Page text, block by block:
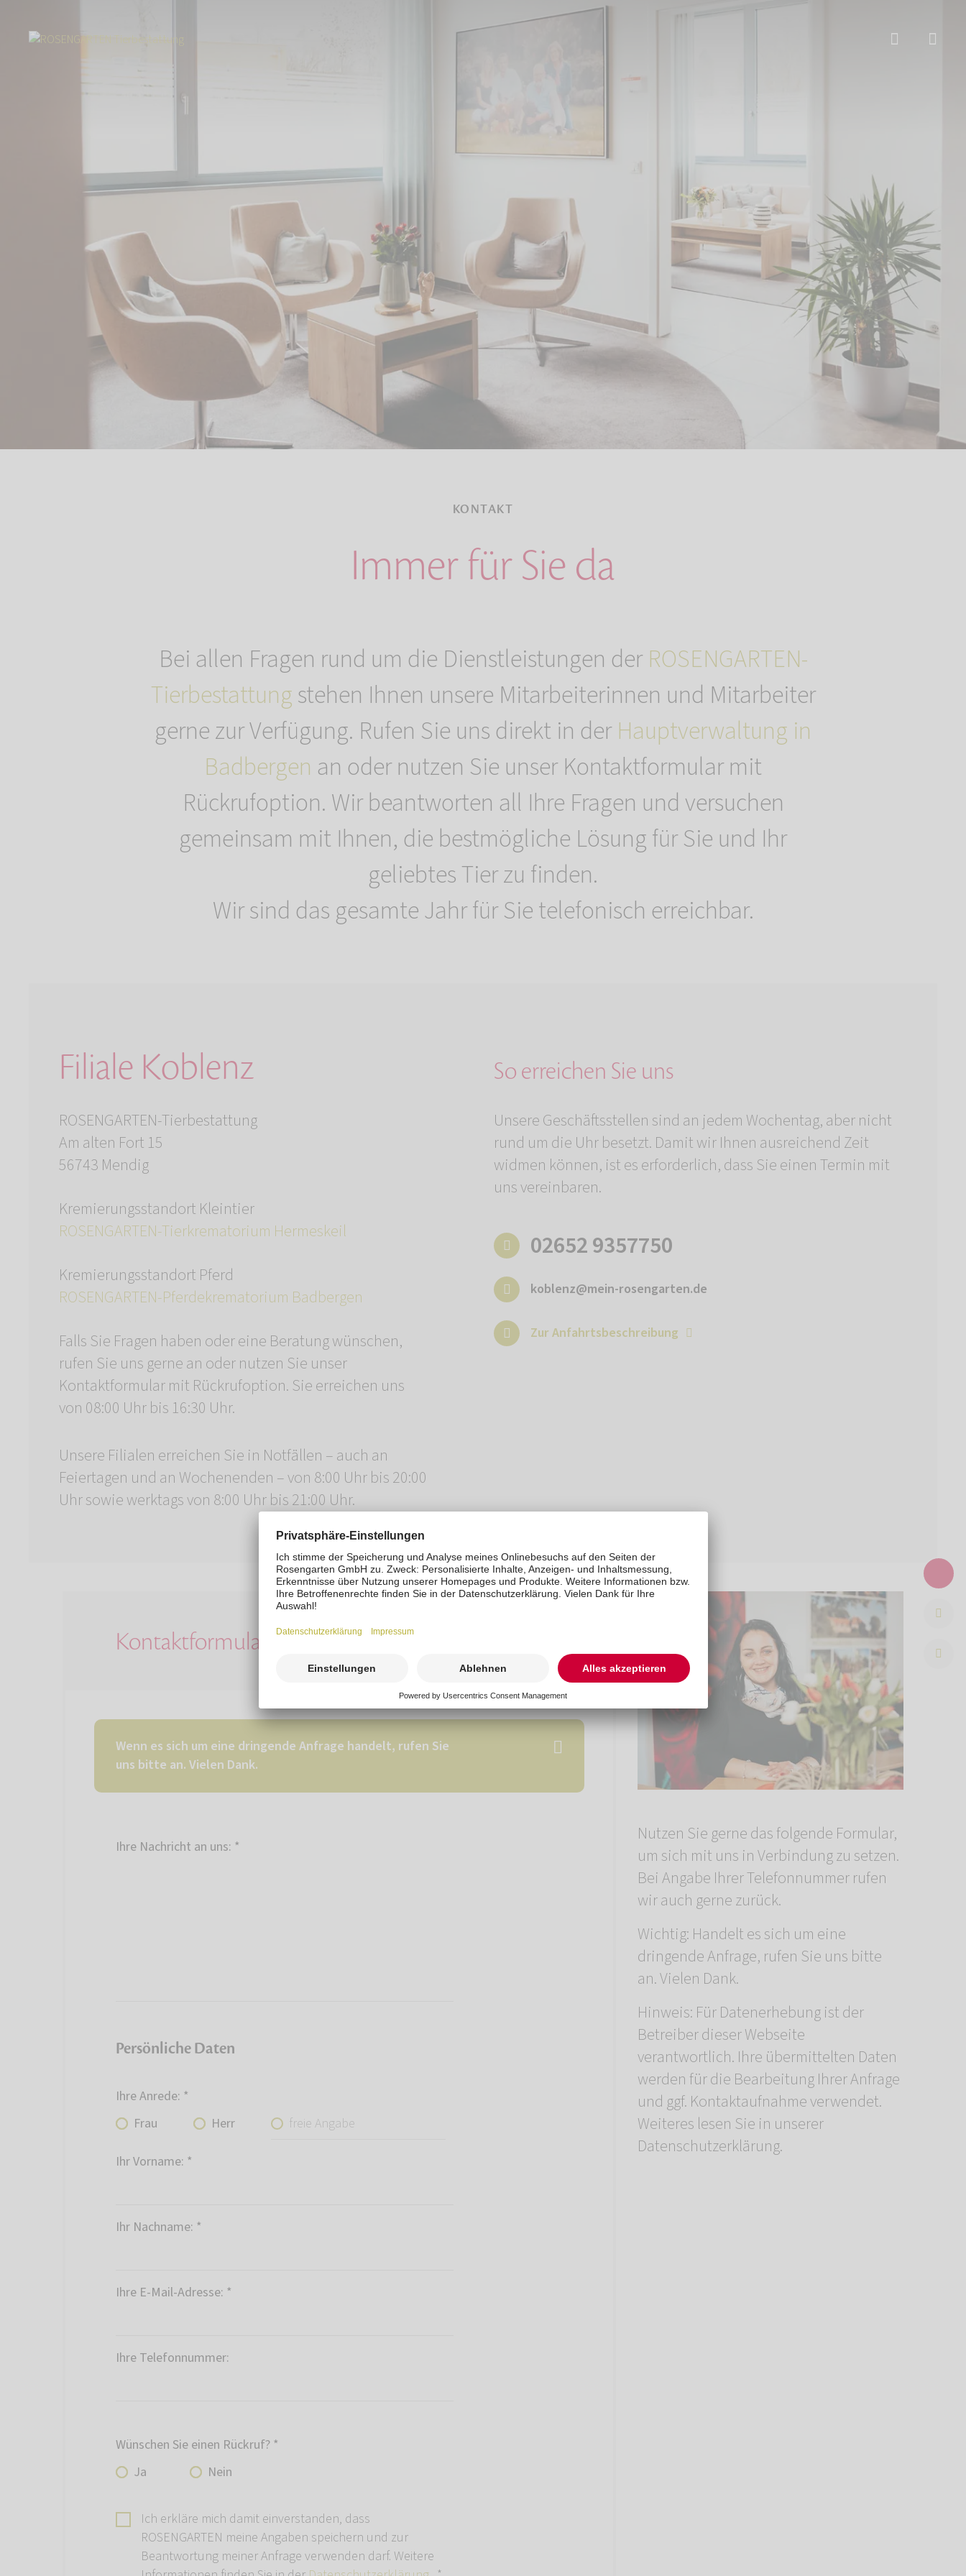
KONTAKT
Immer für Sie da
Bei allen Fragen rund um die Dienstleistungen der ROSENGARTEN-
Tierbestattungstehen Ihnen unsere Mitarbeiterinnen und Mitarbeiter
gerne zur Verfügung. Rufen Sie uns direkt in der Hauptverwaltung in
Badbergen an oder nutzen Sie unser Kontaktformular mit
Rückrufoption. Wir beantworten all Ihre Fragen und versuchen
gemeinsam mit Ihnen, die bestmögliche Lösung für Sie und Ihr
geliebtes Tier zu finden.
Wir sind das gesamte Jahr für Sie telefonisch erreichbar.
Filiale Koblenz
ROSENGARTEN-Tierbestattung
Am alten Fort 15
56743 Mendig
Kremierungsstandort Kleintier
ROSENGARTEN-Tierkrematorium Hermeskeil
Kremierungsstandort Pferd
ROSENGARTEN-Pferdekrematorium Badbergen
Falls Sie Fragen haben oder eine Beratung wünschen,
rufen Sie uns gerne an oder nutzen Sie unser
Kontaktformular mit Rückrufoption. Sie erreichen uns
von 08:00 Uhr bis 16:30 Uhr.
Unsere Filialen erreichen Sie in Notfällen – auch an
Feiertagen und an Wochenenden – von 8:00 Uhr bis 20:00
Uhr sowie werktags von 8:00 Uhr bis 21:00 Uhr.
So erreichen Sie uns
Unsere Geschäftsstellen sind an jedem Wochentag, aber nicht
rund um die Uhr besetzt. Damit wir Ihnen ausreichend Zeit
widmen können, ist es erforderlich, dass Sie einen Termin mit
uns vereinbaren.
02652 9357750
koblenz@mein-rosengarten.de
Zur Anfahrtsbeschreibung
Kontaktformular
Wenn es sich um eine dringende Anfrage handelt, rufen Sie
uns bitte an. Vielen Dank.
Ihre Nachricht an uns: *
Persönliche Daten
Ihre Anrede: *
Frau
Herr freie Angabe
Ihr Vorname: *
Ihr Nachname: *
Ihre E-Mail-Adresse: *
Ihre Telefonnummer:
Wünschen Sie einen Rückruf? *
Ja
Nein
Ich erkläre mich damit einverstanden, dass
ROSENGARTEN meine Angaben speichern und zur
Beantwortung meiner Anfrage verwenden darf. Weitere
Nutzen Sie gerne das folgende Formular,
um sich mit uns in Verbindung zu setzen.
Bei Angabe Ihrer Telefonnummer rufen
wir auch gerne zurück.
Wichtig: Handelt es sich um eine
dringende Anfrage, rufen Sie uns bitte
an. Vielen Dank.
Hinweis: Für Datenerhebung ist der
Betreiber dieser Webseite
verantwortlich. Ihre übermittelten Daten
werden für die Bearbeitung Ihrer Anfrage
und ggf. Kontaktaufnahme verwendet.
Weiteres lesen Sie in unserer
Datenschutzerklärung.